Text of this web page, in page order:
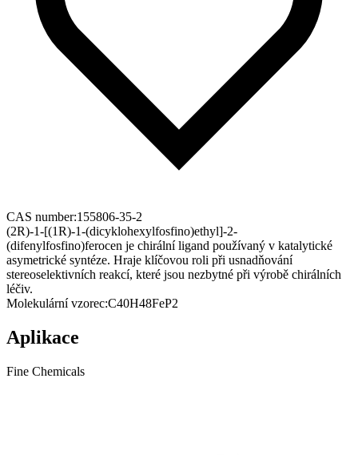
CAS number:155806-35-2
(2R)-1-[(1R)-1-(dicyklohexylfosfino)ethyl]-2-
(difenylfosfino)ferocen je chirální ligand používaný v katalytické
asymetrické syntéze. Hraje klíčovou roli při usnadňování
stereoselektivních reakcí, které jsou nezbytné při výrobě chirálních
léčiv.
Molekulární vzorec:C40H48FeP2
Aplikace
Fine Chemicals